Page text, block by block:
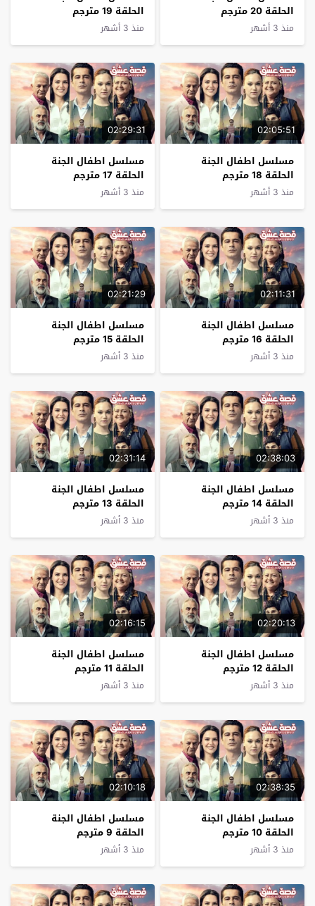
الحلقة 20 مترجم
منذ 3 أشهر
الحلقة 19 مترجم
منذ 3 أشهر
02:05:51
مسلسل اطفال الجنة
الحلقة 18 مترجم
منذ 3 أشهر
02:29:31
مسلسل اطفال الجنة
الحلقة 17 مترجم
منذ 3 أشهر
02:11:31
مسلسل اطفال الجنة
الحلقة 16 مترجم
منذ 3 أشهر
02:21:29
مسلسل اطفال الجنة
الحلقة 15 مترجم
منذ 3 أشهر
02:38:03
مسلسل اطفال الجنة
الحلقة 14 مترجم
منذ 3 أشهر
02:31:14
مسلسل اطفال الجنة
الحلقة 13 مترجم
منذ 3 أشهر
02:20:13
مسلسل اطفال الجنة
الحلقة 12 مترجم
منذ 3 أشهر
02:16:15
مسلسل اطفال الجنة
الحلقة 11 مترجم
منذ 3 أشهر
02:38:35
مسلسل اطفال الجنة
الحلقة 10 مترجم
منذ 3 أشهر
02:10:18
مسلسل اطفال الجنة
الحلقة 9 مترجم
منذ 3 أشهر